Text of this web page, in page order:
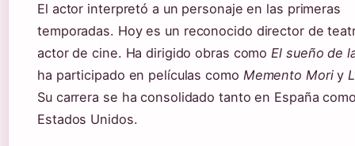
El actor interpretó a un personaje en las primeras
temporadas. Hoy es un reconocido director de
actor de cine. Ha dirigido obras comoEl sueño de
ha participado en películas como Memento Moriy
Su carrera se ha consolidado tanto en España
Estados Unidos.